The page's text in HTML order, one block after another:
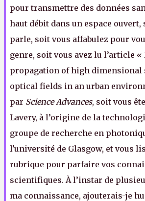
pour transmettre des données
haut débit dans un espace ouvert,
parle, soit vous affabulez pour
genre, soit vous avez lu l’article «
propagation of high dimensional
optical fields in an urban
par Science Advances, soit vous
Lavery, à l’origine de la
groupe de recherche en
l'université de Glasgow, et vous
rubrique pour parfaire vos
scientifiques. À l’instar de
ma connaissance, ajouterais-je